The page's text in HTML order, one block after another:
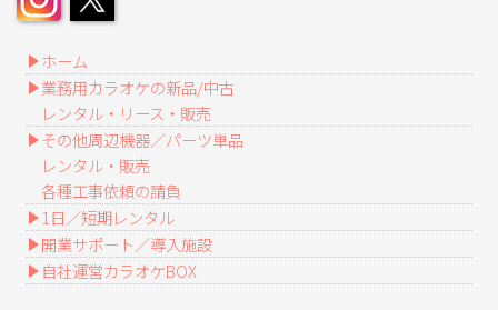
ホーム
業務用カラオケの新品/中古
レンタル・リース・販売
その他周辺機器／パーツ単品
レンタル・販売
各種工事依頼の請負
1日／短期レンタル
開業サポート／導入施設
自社運営カラオケBOX